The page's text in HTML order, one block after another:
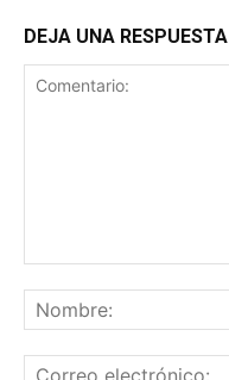
DEJA UNA RESPUESTA